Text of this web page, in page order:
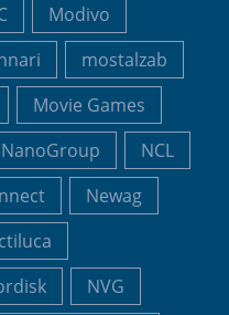
Modivo
mostalzab
Movie Games
NanoGroup
NCL
Newag
NVG